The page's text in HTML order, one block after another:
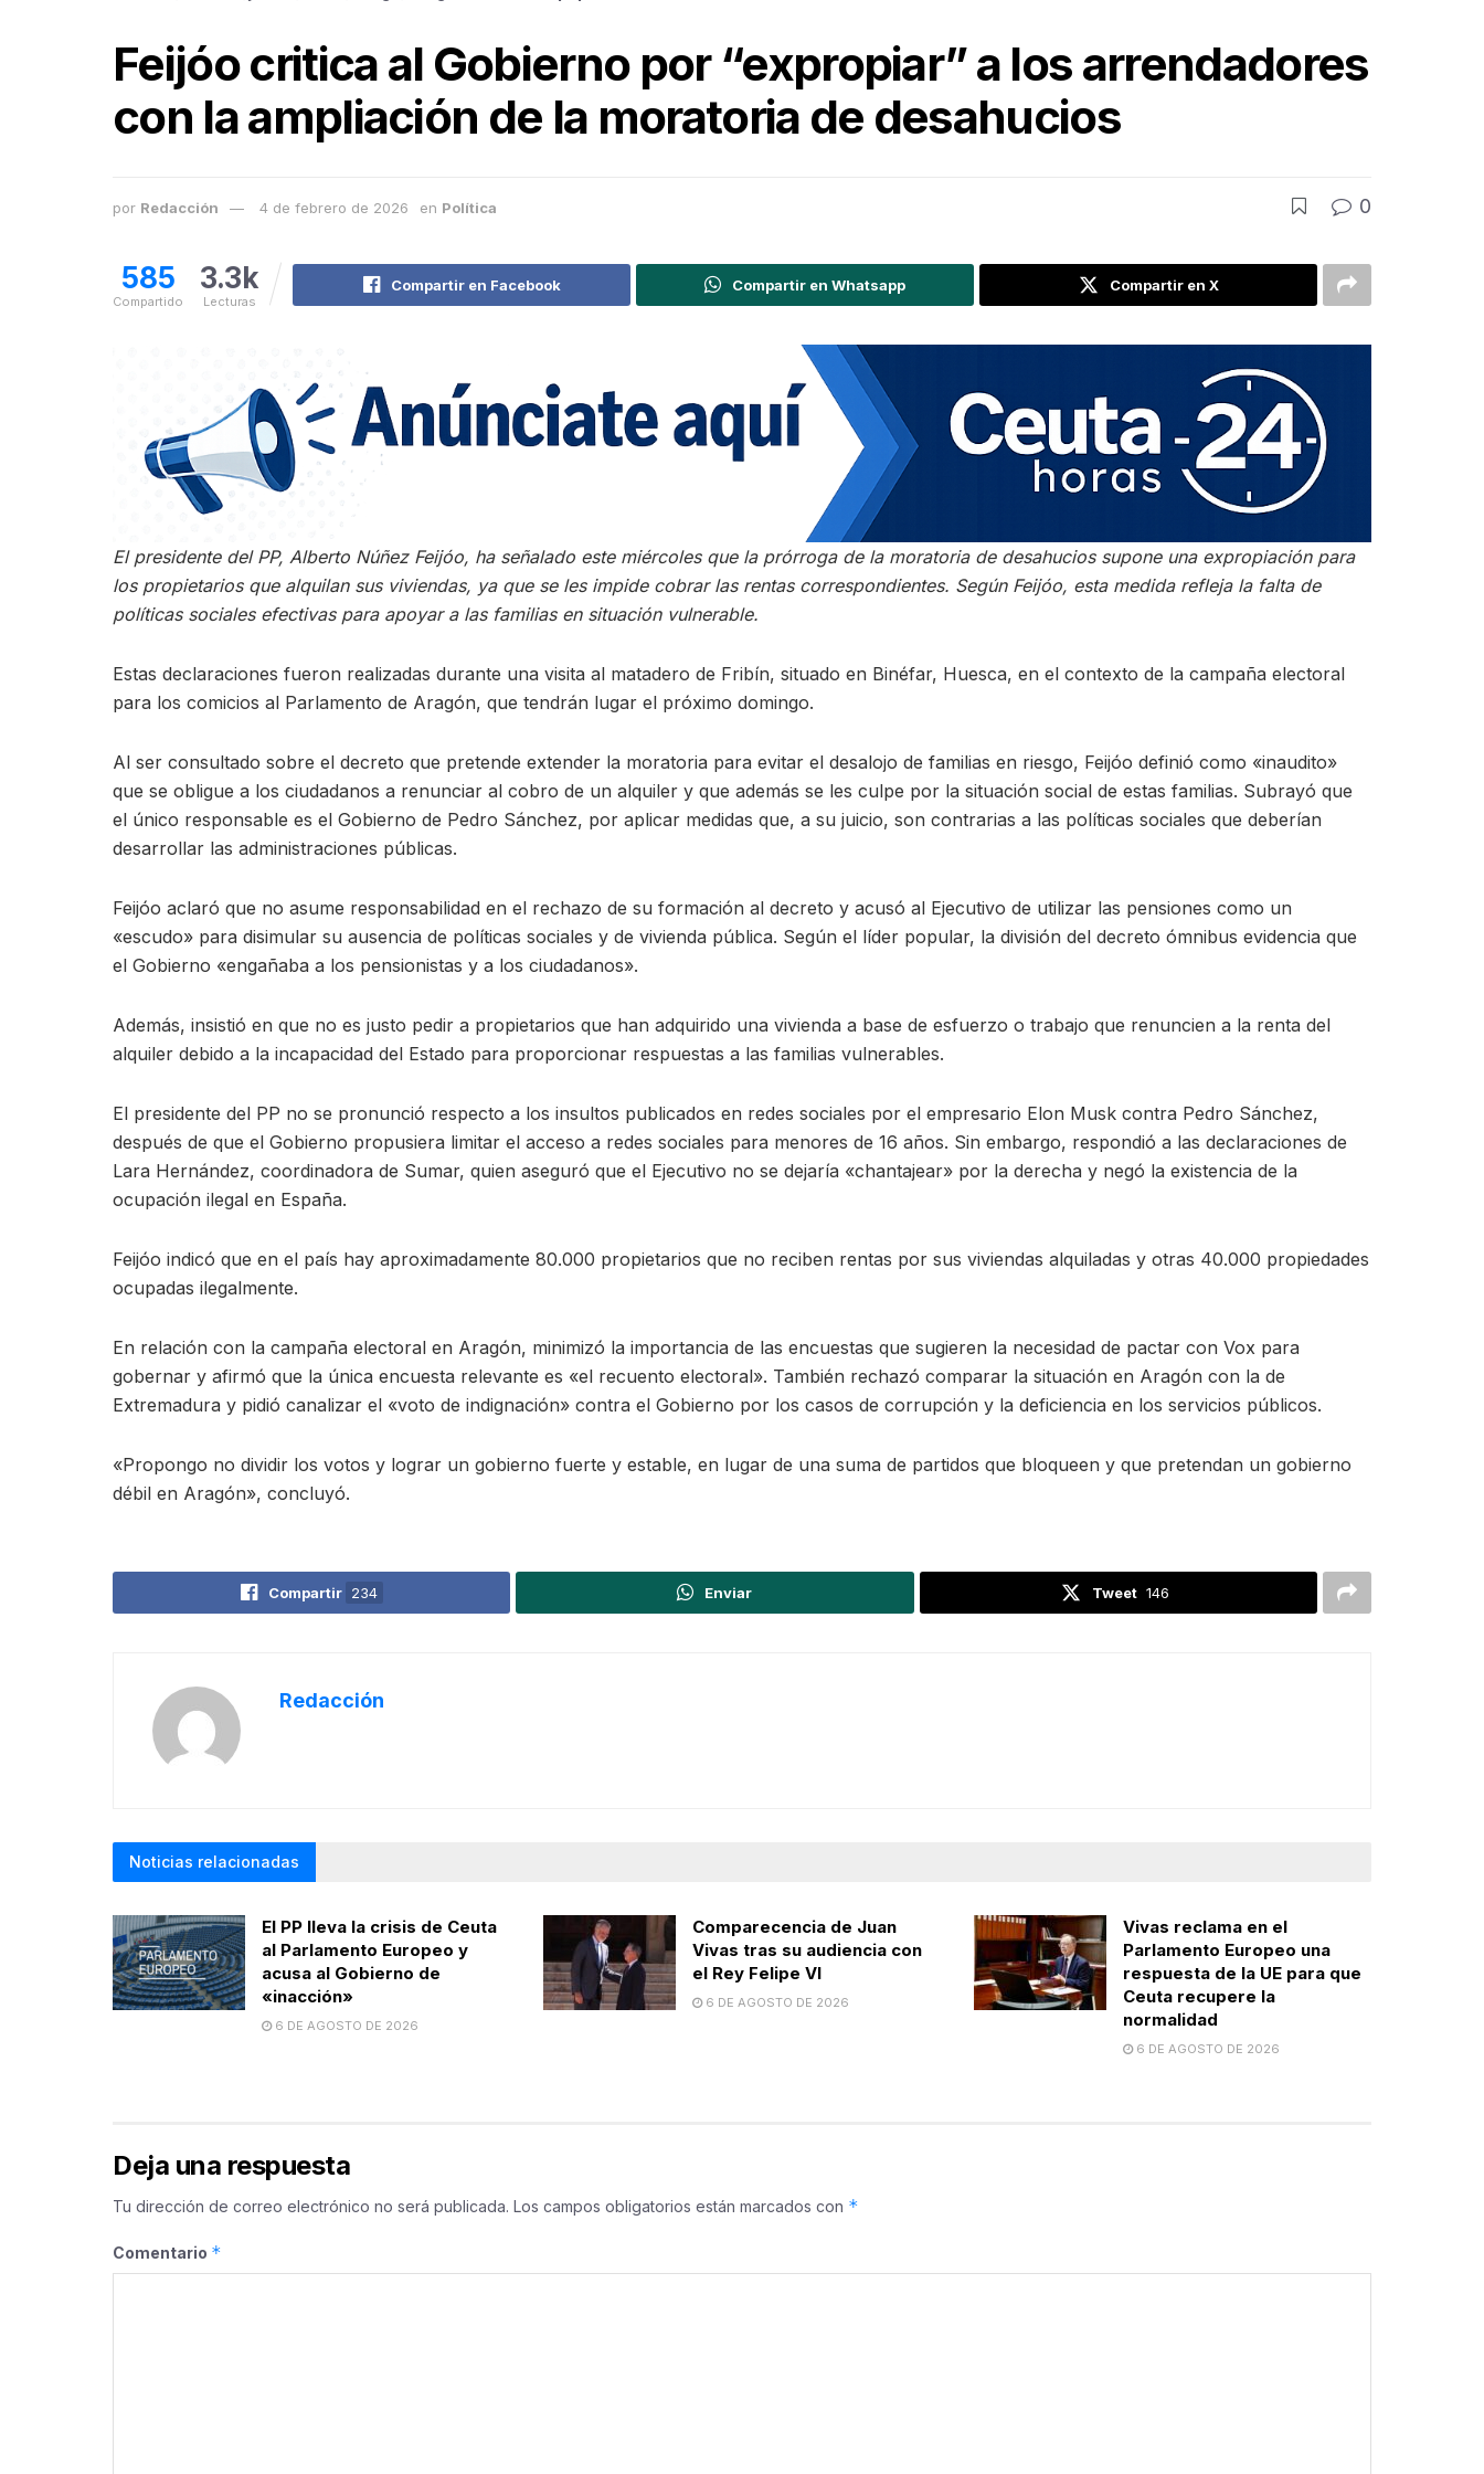
Feijóo critica al Gobierno por “expropiar” a los arrendadores
con la ampliación de la moratoria de desahucios
por Redacción 4 de febrero de 2026 en Política 0
585
Compartido
3.3k
Lecturas
Compartir en Facebook Compartir en Whatsapp Compartir en X
El presidente del PP, Alberto Núñez Feijóo, ha señalado este miércoles que la prórroga de la moratoria de desahucios supone una expropiación para
los propietarios que alquilan sus viviendas, ya que se les impide cobrar las rentas correspondientes. Según Feijóo, esta medida refleja la falta de
políticas sociales efectivas para apoyar a las familias en situación vulnerable.
Estas declaraciones fueron realizadas durante una visita al matadero de Fribín, situado en Binéfar, Huesca, en el contexto de la campaña electoral
para los comicios al Parlamento de Aragón, que tendrán lugar el próximo domingo.
Al ser consultado sobre el decreto que pretende extender la moratoria para evitar el desalojo de familias en riesgo, Feijóo definió como «inaudito»
que se obligue a los ciudadanos a renunciar al cobro de un alquiler y que además se les culpe por la situación social de estas familias. Subrayó que
el único responsable es el Gobierno de Pedro Sánchez, por aplicar medidas que, a su juicio, son contrarias a las políticas sociales que deberían
desarrollar las administraciones públicas.
Feijóo aclaró que no asume responsabilidad en el rechazo de su formación al decreto y acusó al Ejecutivo de utilizar las pensiones como un
«escudo» para disimular su ausencia de políticas sociales y de vivienda pública. Según el líder popular, la división del decreto ómnibus evidencia que
el Gobierno «engañaba a los pensionistas y a los ciudadanos».
Además, insistió en que no es justo pedir a propietarios que han adquirido una vivienda a base de esfuerzo o trabajo que renuncien a la renta del
alquiler debido a la incapacidad del Estado para proporcionar respuestas a las familias vulnerables.
El presidente del PP no se pronunció respecto a los insultos publicados en redes sociales por el empresario Elon Musk contra Pedro Sánchez,
después de que el Gobierno propusiera limitar el acceso a redes sociales para menores de 16 años. Sin embargo, respondió a las declaraciones de
Lara Hernández, coordinadora de Sumar, quien aseguró que el Ejecutivo no se dejaría «chantajear» por la derecha y negó la existencia de la
ocupación ilegal en España.
Feijóo indicó que en el país hay aproximadamente 80.000 propietarios que no reciben rentas por sus viviendas alquiladas y otras 40.000 propiedades
ocupadas ilegalmente.
En relación con la campaña electoral en Aragón, minimizó la importancia de las encuestas que sugieren la necesidad de pactar con Vox para
gobernar y afirmó que la única encuesta relevante es «el recuento electoral». También rechazó comparar la situación en Aragón con la de
Extremadura y pidió canalizar el «voto de indignación» contra el Gobierno por los casos de corrupción y la deficiencia en los servicios públicos.
«Propongo no dividir los votos y lograr un gobierno fuerte y estable, en lugar de una suma de partidos que bloqueen y que pretendan un gobierno
débil en Aragón», concluyó.
Compartir 234 Enviar Tweet 146
Redacción
Noticias relacionadas
El PP lleva la crisis de Ceuta
al Parlamento Europeo y
acusa al Gobierno de
«inacción»
6 DE AGOSTO DE 2026
Comparecencia de Juan
Vivas tras su audiencia con
el Rey Felipe VI
6 DE AGOSTO DE 2026
Vivas reclama en el
Parlamento Europeo una
respuesta de la UE para que
Ceuta recupere la
normalidad
6 DE AGOSTO DE 2026
Deja una respuesta
Tu dirección de correo electrónico no será publicada. Los campos obligatorios están marcados con *
Comentario *